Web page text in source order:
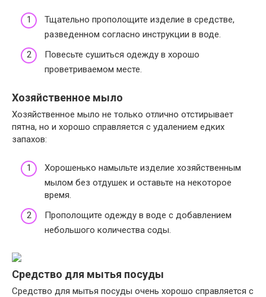
Тщательно прополощите изделие в средстве,
разведенном согласно инструкции в воде.
Повесьте сушиться одежду в хорошо
проветриваемом месте.
Хозяйственное мыло
Хозяйственное мыло не только отлично отстирывает
пятна, но и хорошо справляется с удалением едких
запахов:
Хорошенько намыльте изделие хозяйственным
мылом без отдушек и оставьте на некоторое
время.
Прополощите одежду в воде с добавлением
небольшого количества соды.
Средство для мытья посуды
Средство для мытья посуды очень хорошо справляется с